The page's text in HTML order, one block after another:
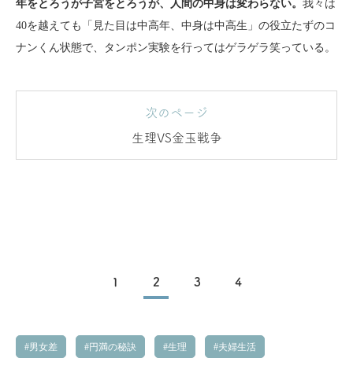
年をとろうが子宮をとろうが、人間の中身は変わらない。 我々は
40を越えても「見た目は中高年、中身は中高生」の役立たずのコ
ナンくん状態で、タンポン実験を行ってはゲラゲラ笑っている。
次のページ
生理VS金玉戦争
1 2 3 4
男女差 円満の秘訣 生理 夫婦生活